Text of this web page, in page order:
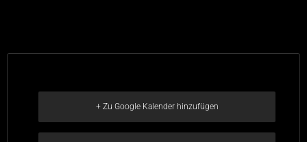
+ Zu Google Kalender hinzufügen